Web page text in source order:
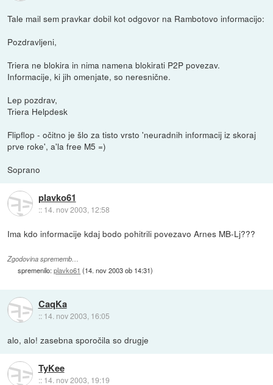
Tale mail sem pravkar dobil kot odgovor na Rambotovo informacijo:
Pozdravljeni,
Triera ne blokira in nima namena blokirati P2P povezav.
Informacije, ki jih omenjate, so neresnične.
Lep pozdrav,
Triera Helpdesk
Flipflop - očitno je šlo za tisto vrsto 'neuradnih informacij iz skoraj
prve roke', a'la free M5 =)
Soprano
plavko61
:: 14. nov 2003, 12:58
Ima kdo informacije kdaj bodo pohitrili povezavo Arnes MB-Lj???
Zgodovina sprememb…
spremenilo:plavko61 (14. nov 2003 ob 14:31)
CaqKa
:: 14. nov 2003, 16:05
alo, alo! zasebna sporočila so drugje
TyKee
:: 14. nov 2003, 19:19